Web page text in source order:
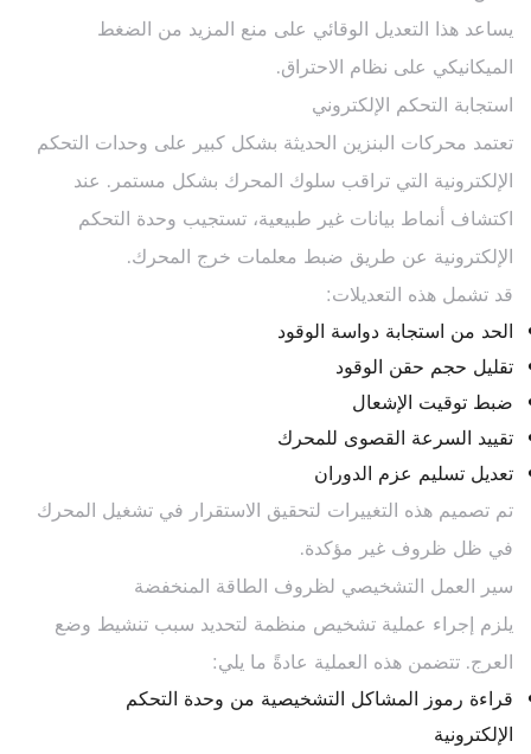
يساعد هذا التعديل الوقائي على منع المزيد من الضغط
الميكانيكي على نظام الاحتراق.
استجابة التحكم الإلكتروني
تعتمد محركات البنزين الحديثة بشكل كبير على وحدات التحكم
الإلكترونية التي تراقب سلوك المحرك بشكل مستمر. عند
اكتشاف أنماط بيانات غير طبيعية، تستجيب وحدة التحكم
الإلكترونية عن طريق ضبط معلمات خرج المحرك.
قد تشمل هذه التعديلات:
الحد من استجابة دواسة الوقود
تقليل حجم حقن الوقود
ضبط توقيت الإشعال
تقييد السرعة القصوى للمحرك
تعديل تسليم عزم الدوران
تم تصميم هذه التغييرات لتحقيق الاستقرار في تشغيل المحرك
في ظل ظروف غير مؤكدة.
سير العمل التشخيصي لظروف الطاقة المنخفضة
يلزم إجراء عملية تشخيص منظمة لتحديد سبب تنشيط وضع
العرج. تتضمن هذه العملية عادةً ما يلي:
قراءة رموز المشاكل التشخيصية من وحدة التحكم
الإلكترونية